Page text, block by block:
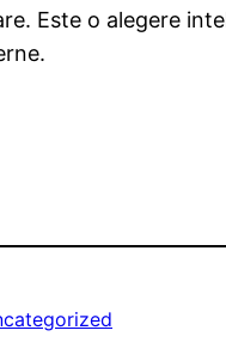
Este o alegere